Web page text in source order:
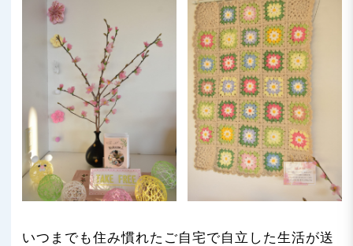
いつまでも住み慣れたご自宅で自立した生活が送